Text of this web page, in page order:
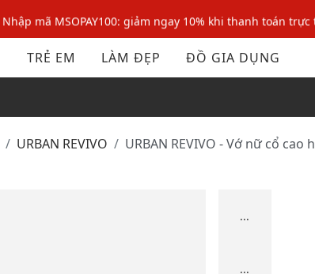
Nhập mã MSOPAY100: giảm ngay 10% khi thanh toán trực
Nhập mã: MSOXINCHAO - Giảm 10% đơn đầu cho thành
Nhập mã MSOPAY100: giảm ngay 10% khi thanh toán trực
TRẺ EM LÀM ĐẸP ĐỒ GIA DỤNG
URBAN REVIVO URBAN REVIVO - Vớ nữ cổ
...
...